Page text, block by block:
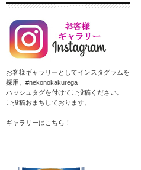
お客様ギャラリーとしてインスタグラムを
採用。#nekonokakurega
ハッシュタグを付けてご投稿ください。
ご投稿おまちしております。
ギャラリーはこちら！